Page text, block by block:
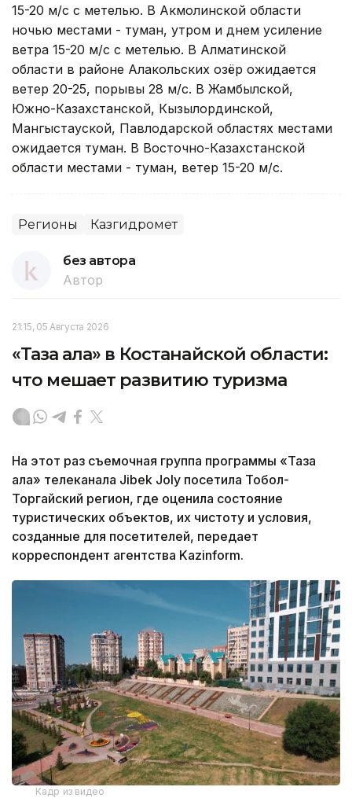
15-20 м/с с метелью. В Акмолинской области
ночью местами - туман, утром и днем усиление
ветра 15-20 м/с с метелью. В Алматинской
области в районе Алакольских озёр ожидается
ветер 20-25, порывы 28 м/с. В Жамбылской,
Южно-Казахстанской, Кызылординской,
Мангыстауской, Павлодарской областях местами
ожидается туман. В Восточно-Казахстанской
области местами - туман, ветер 15-20 м/с.
Регионы Казгидромет
без автора
Автор
21:15, 05 Августа 2026
«Таза қала» в Костанайской области:
что мешает развитию туризма
На этот раз съемочная группа программы «Таза
қала» телеканала Jibek Joly посетила Тобол-
Торгайский регион, где оценила состояние
туристических объектов, их чистоту и условия,
созданные для посетителей, передает
корреспондент агентства Kazinform.
Кадр из видео